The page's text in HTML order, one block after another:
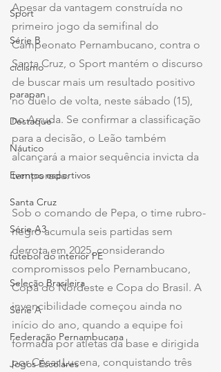
Sport
Série B
ciclismo
parapan
Destaque
Náutico
Eventos esportivos
Santa Cruz
Série A3
futebol do interior PE
Seleção Brasileira
Série A
Federação Pernambucana
Jogos Escolares
Apesar da vantagem construída no
primeiro jogo da semifinal do
Campeonato Pernambucano, contra o
Santa Cruz, o Sport mantém o discurso
de buscar mais um resultado positivo
no duelo de volta, neste sábado (15),
no Arruda. Se confirmar a classificação
para a decisão, o Leão também
alcançará a maior sequência invicta da
temporada.
Sob o comando de Pepa, o time rubro-
negro acumula seis partidas sem
derrota em 2025, considerando
compromissos pelo Pernambucano,
Copa do Nordeste e Copa do Brasil. A
invencibilidade começou ainda no
início do ano, quando a equipe foi
formada por atletas da base e dirigida
por César Lucena, conquistando três